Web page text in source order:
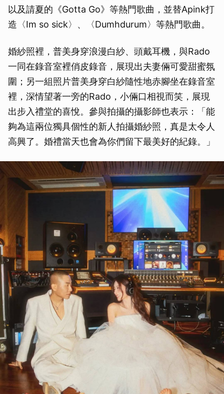
以及請夏的《Gotta Go》等熱門歌曲，並替Apink打
造〈Im so sick〉、〈Dumhdurum〉等熱門歌曲。
婚紗照裡，普美身穿浪漫白紗、頭戴耳機，與Rado
一同在錄音室裡俏皮錄音，展現出夫妻倆可愛甜蜜氛
圍；另一組照片普美身穿白紗隨性地赤腳坐在錄音室
裡，深情望著一旁的Rado，小倆口相視而笑，展現
出步入禮堂的喜悅。參與拍攝的攝影師也表示：「能
夠為這兩位獨具個性的新人拍攝婚紗照，真是太令人
高興了。婚禮當天也會為你們留下最美好的紀錄。」